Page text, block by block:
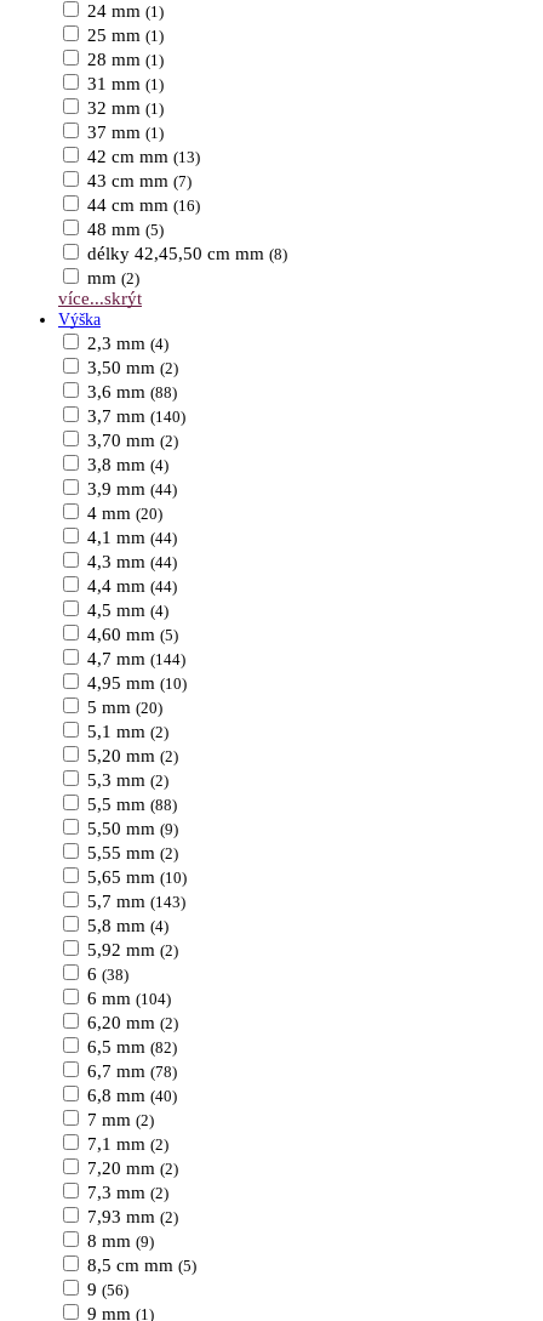
24 mm (1)
25 mm (1)
28 mm (1)
31 mm (1)
32 mm (1)
37 mm (1)
42 cm mm (13)
43 cm mm (7)
44 cm mm (16)
48 mm (5)
délky 42,45,50 cm mm (8)
mm (2)
více...skrýt
Výška
2,3 mm (4)
3,50 mm (2)
3,6 mm (88)
3,7 mm (140)
3,70 mm (2)
3,8 mm (4)
3,9 mm (44)
4 mm (20)
4,1 mm (44)
4,3 mm (44)
4,4 mm (44)
4,5 mm (4)
4,60 mm (5)
4,7 mm (144)
4,95 mm (10)
5 mm (20)
5,1 mm (2)
5,20 mm (2)
5,3 mm (2)
5,5 mm (88)
5,50 mm (9)
5,55 mm (2)
5,65 mm (10)
5,7 mm (143)
5,8 mm (4)
5,92 mm (2)
6 (38)
6 mm (104)
6,20 mm (2)
6,5 mm (82)
6,7 mm (78)
6,8 mm (40)
7 mm (2)
7,1 mm (2)
7,20 mm (2)
7,3 mm (2)
7,93 mm (2)
8 mm (9)
8,5 cm mm (5)
9 (56)
9 mm (1)